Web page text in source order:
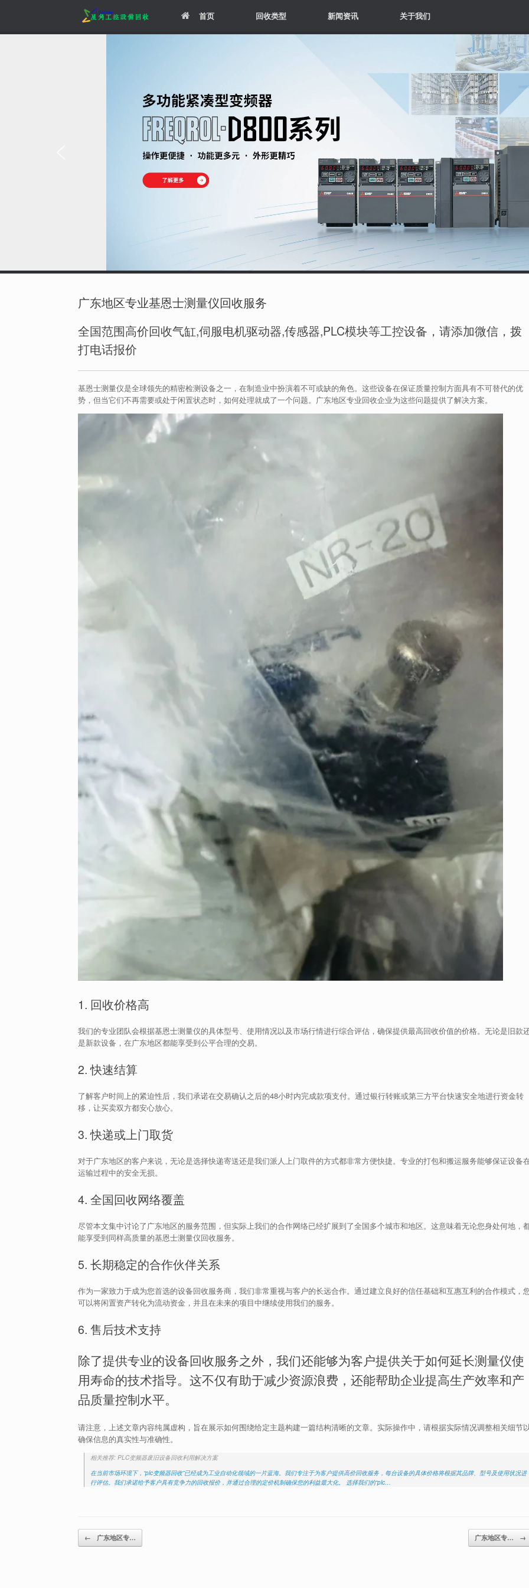
首页 回收类型 新闻资讯 关于我们
广东地区专业基恩士测量仪回收服务
全国范围高价回收气缸,伺服电机驱动器,传感器,PLC模块等工控设备，请添加微信，拨
打电话报价
基恩士测量仪是全球领先的精密检测设备之一，在制造业中扮演着不可或缺的角色。这些设备在保证质量控制方面具有不可替代的优
势，但当它们不再需要或处于闲置状态时，如何处理就成了一个问题。广东地区专业回收企业为这些问题提供了解决方案。
1. 回收价格高
我们的专业团队会根据基恩士测量仪的具体型号、使用情况以及市场行情进行综合评估，确保提供最高回收价值的价格。无论是旧款
是新款设备，在广东地区都能享受到公平合理的交易。
2. 快速结算
了解客户时间上的紧迫性后，我们承诺在交易确认之后的48小时内完成款项支付。通过银行转账或第三方平台快速安全地进行资金转
移，让买卖双方都安心放心。
3. 快递或上门取货
对于广东地区的客户来说，无论是选择快递寄送还是我们派人上门取件的方式都非常方便快捷。专业的打包和搬运服务能够保证设备
运输过程中的安全无损。
4. 全国回收网络覆盖
尽管本文集中讨论了广东地区的服务范围，但实际上我们的合作网络已经扩展到了全国多个城市和地区。这意味着无论您身处何地，
能享受到同样高质量的基恩士测量仪回收服务。
5. 长期稳定的合作伙伴关系
作为一家致力于成为您首选的设备回收服务商，我们非常重视与客户的长远合作。通过建立良好的信任基础和互惠互利的合作模式，
可以将闲置资产转化为流动资金，并且在未来的项目中继续使用我们的服务。
6. 售后技术支持
除了提供专业的设备回收服务之外，我们还能够为客户提供关于如何延长测量仪使
用寿命的技术指导。这不仅有助于减少资源浪费，还能帮助企业提高生产效率和产
品质量控制水平。
请注意，上述文章内容纯属虚构，旨在展示如何围绕给定主题构建一篇结构清晰的文章。实际操作中，请根据实际情况调整相关细节
确保信息的真实性与准确性。
相关推荐: PLC变频器废旧设备回收利用解决方案
在当前市场环境下，“plc变频器回收”已经成为工业自动化领域的一片蓝海。我们专注于为客户提供高价回收服务，每台设备的具体价格将根据其品牌、型号及使用状况进
行评估。我们承诺给予客户具有竞争力的回收报价，并通过合理的定价机制确保您的利益最大化。 选择我们的“plc…
Post navigation
← 广东地区专… 广东地区专… →